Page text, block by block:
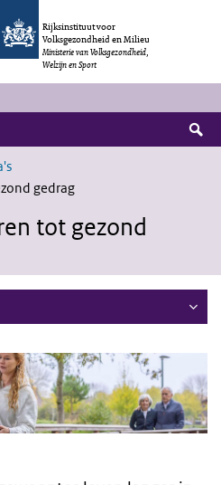
Rijksinstituut voor
Volksgezondheid en Milieu
Ministerie van Volksgezondheid,
Welzijn en Sport
gedrag
tot gezond